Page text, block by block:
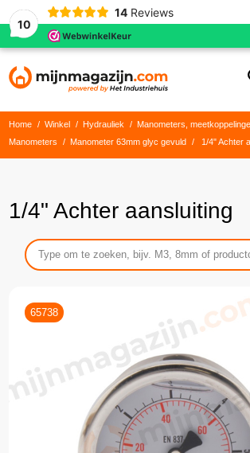
10
14 Reviews
Home / Winkel / Hydrauliek / Manometers,
Manometers
/ Manometer 63mm glyc gevuld / 1/4" Achter
1/4" Achter aansluiting
65738